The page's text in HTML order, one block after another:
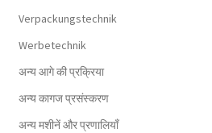
Verpackungstechnik
Werbetechnik
अन्य आगे की प्रक्रिया
अन्य कागज प्रसंस्करण
अन्य मशीनें और प्रणालियाँ